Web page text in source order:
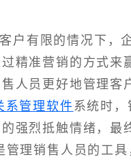
户有限的情况下，
精准营销的方式
人员更好地管理客
系管理软件系统时
强烈抵触情绪，
理销售人员的工